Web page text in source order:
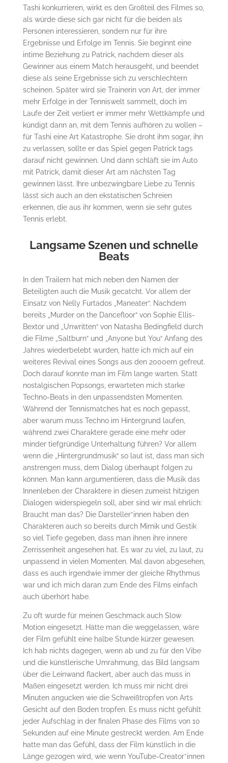
Tashi konkurrieren, wirkt es den Großteil des Filmes so,
als würde diese sich gar nicht für die beiden als
Personen interessieren, sondern nur für ihre
Ergebnisse und Erfolge im Tennis. Sie beginnt eine
intime Beziehung zu Patrick, nachdem dieser als
Gewinner aus einem Match herausgeht, und beendet
diese als seine Ergebnisse sich zu verschlechtern
scheinen. Später wird sie Trainerin von Art, der immer
mehr Erfolge in der Tenniswelt sammelt, doch im
Laufe der Zeit verliert er immer mehr Wettkämpfe und
kündigt dann an, mit dem Tennis aufhören zu wollen –
für Tashi eine Art Katastrophe. Sie droht ihm sogar, ihn
zu verlassen, sollte er das Spiel gegen Patrick tags
darauf nicht gewinnen. Und dann schläft sie im Auto
mit Patrick, damit dieser Art am nächsten Tag
gewinnen lässt. Ihre unbezwingbare Liebe zu Tennis
lässt sich auch an den ekstatischen Schreien
erkennen, die aus ihr kommen, wenn sie sehr gutes
Tennis erlebt.
Langsame Szenen und schnelle
Beats
In den Trailern hat mich neben den Namen der
Beteiligten auch die Musik gecatcht. Vor allem der
Einsatz von Nelly Furtados „Maneater“. Nachdem
bereits „Murder on the Dancefloor“ von Sophie Ellis-
Bextor und „Unwritten“ von Natasha Bedingfield durch
die Filme „Saltburn“ und „Anyone but You“ Anfang des
Jahres wiederbelebt wurden, hatte ich mich auf ein
weiteres Revival eines Songs aus den 2000ern gefreut.
Doch darauf konnte man im Film lange warten. Statt
nostalgischen Popsongs, erwarteten mich starke
Techno-Beats in den unpassendsten Momenten.
Während der Tennismatches hat es noch gepasst,
aber warum muss Techno im Hintergrund laufen,
während zwei Charaktere gerade eine mehr oder
minder tiefgründige Unterhaltung führen? Vor allem
wenn die „Hintergrundmusik“ so laut ist, dass man sich
anstrengen muss, dem Dialog überhaupt folgen zu
können. Man kann argumentieren, dass die Musik das
Innenleben der Charaktere in diesen zumeist hitzigen
Dialogen widerspiegeln soll, aber sind wir mal ehrlich:
Braucht man das? Die Darsteller*innen haben den
Charakteren auch so bereits durch Mimik und Gestik
so viel Tiefe gegeben, dass man ihnen ihre innere
Zerrissenheit angesehen hat. Es war zu viel, zu laut, zu
unpassend in vielen Momenten. Mal davon abgesehen,
dass es auch irgendwie immer der gleiche Rhythmus
war und ich mich daran zum Ende des Films einfach
auch überhört habe.
Zu oft wurde für meinen Geschmack auch Slow
Motion eingesetzt. Hätte man die weggelassen, wäre
der Film gefühlt eine halbe Stunde kürzer gewesen.
Ich hab nichts dagegen, wenn ab und zu für den Vibe
und die künstlerische Umrahmung, das Bild langsam
über die Leinwand flackert, aber auch das muss in
Maßen eingesetzt werden. Ich muss mir nicht drei
Minuten angucken wie die Schweißtropfen von Arts
Gesicht auf den Boden tropfen. Es muss nicht gefühlt
jeder Aufschlag in der finalen Phase des Films von 10
Sekunden auf eine Minute gestreckt werden. Am Ende
hatte man das Gefühl, dass der Film künstlich in die
Länge gezogen wird, wie wenn YouTube-Creator*innen